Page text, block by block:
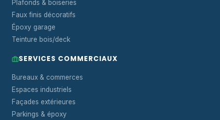
Plafonds & boiseries
Faux finis décoratifs
Époxy garage
Teinture bois/deck
SERVICES COMMERCIAUX
Bureaux & commerces
Espaces industriels
Façades extérieures
Parkings & époxy